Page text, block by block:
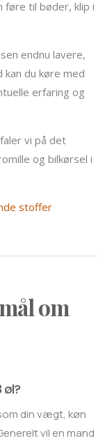
føre til bøder, klip i
endnu lavere,
kan du køre med
erfaring og
vi på det
og bilkørsel i
stoffer
om
øl?
din vægt, køn
vil en mand